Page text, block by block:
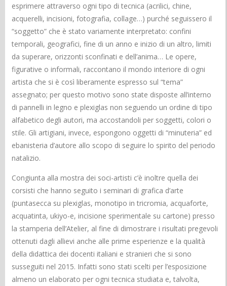
esprimere attraverso ogni tipo di tecnica (acrilici, chine,
acquerelli, incisioni, fotografia, collage…) purché seguissero il
“soggetto” che è stato variamente interpretato: confini
temporali, geografici, fine di un anno e inizio di un altro, limiti
da superare, orizzonti sconfinati e dell’anima… Le opere,
figurative o informali, raccontano il mondo interiore di ogni
artista che si è così liberamente espresso sul “tema”
assegnato; per questo motivo sono state disposte all’interno
di pannelli in legno e plexiglas non seguendo un ordine di tipo
alfabetico degli autori, ma accostandoli per soggetti, colori o
stile. Gli artigiani, invece, espongono oggetti di “minuteria” ed
ebanisteria d’autore allo scopo di seguire lo spirito del periodo
natalizio.
Congiunta alla mostra dei soci-artisti c’è inoltre quella dei
corsisti che hanno seguito i seminari di grafica d’arte
(puntasecca su plexiglas, monotipo in tricromia, acquaforte,
acquatinta, ukiyo-e, incisione sperimentale su cartone) presso
la stamperia dell’Atelier, al fine di dimostrare i risultati pregevoli
ottenuti dagli allievi anche alle prime esperienze e la qualità
della didattica dei docenti italiani e stranieri che si sono
susseguiti nel 2015. Infatti sono stati scelti per l’esposizione
almeno un elaborato per ogni tecnica studiata e, talvolta,